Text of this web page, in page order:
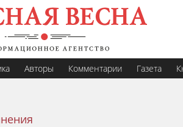
Авторы Комментарии Газета